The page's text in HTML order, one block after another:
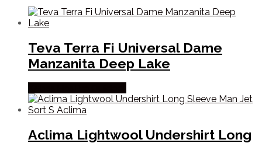
Teva Terra Fi Universal Dame
Manzanita Deep Lake
Aclima Lightwool Undershirt Long